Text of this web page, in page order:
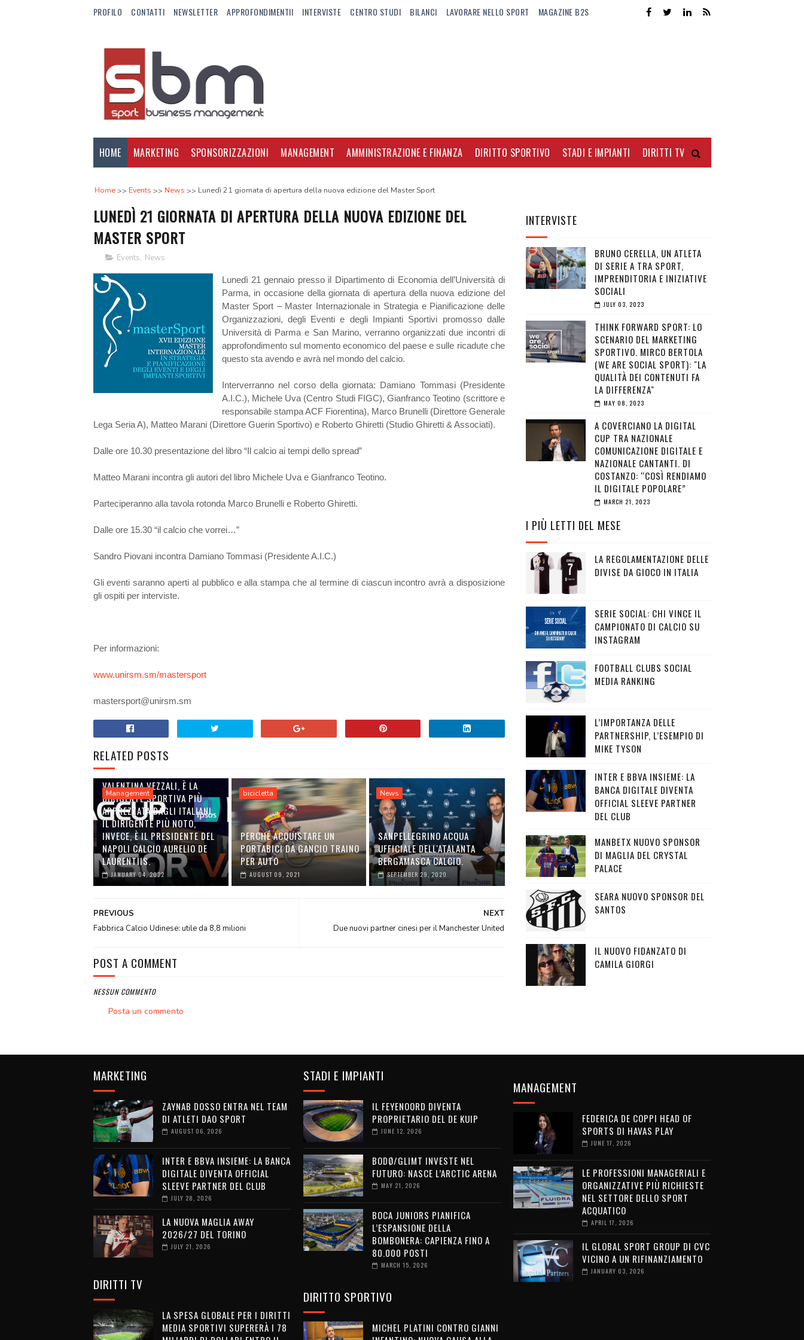
PROFILO CONTATTI NEWSLETTER APPROFONDIMENTII INTERVISTE CENTRO STUDI BILANCI LAVORARE NELLO SPORT MAGAZINE B2S
HOME MARKETING SPONSORIZZAZIONI MANAGEMENT AMMINISTRAZIONE E FINANZA DIRITTO SPORTIVO STADI E IMPIANTI DIRITTI TV
Home Events News Lunedì 21 giornata di apertura della nuova edizione del Master Sport
LUNEDÌ 21 GIORNATA DI APERTURA DELLA NUOVA EDIZIONE DEL
MASTER SPORT
Events, News
Lunedì 21 gennaio presso il Dipartimento di Economia dell’Università di
Parma, in occasione della giornata di apertura della nuova edizione del
Master Sport – Master Internazionale in Strategia e Pianificazione delle
Organizzazioni, degli Eventi e degli Impianti Sportivi promosso dalle
Università di Parma e San Marino, verranno organizzati due incontri di
approfondimento sul momento economico del paese e sulle ricadute che
questo sta avendo e avrà nel mondo del calcio.
Interverranno nel corso della giornata: Damiano Tommasi (Presidente
A.I.C.), Michele Uva (Centro Studi FIGC), Gianfranco Teotino (scrittore e
responsabile stampa ACF Fiorentina), Marco Brunelli (Direttore Generale
Lega Seria A), Matteo Marani (Direttore Guerin Sportivo) e Roberto Ghiretti (Studio Ghiretti & Associati).
Dalle ore 10.30 presentazione del libro “Il calcio ai tempi dello spread”
Matteo Marani incontra gli autori del libro Michele Uva e Gianfranco Teotino.
Parteciperanno alla tavola rotonda Marco Brunelli e Roberto Ghiretti.
Dalle ore 15.30 “il calcio che vorrei…”
Sandro Piovani incontra Damiano Tommasi (Presidente A.I.C.)
Gli eventi saranno aperti al pubblico e alla stampa che al termine di ciascun incontro avrà a disposizione
gli ospiti per interviste.
Per informazioni:
www.unirsm.sm/mastersport
mastersport@unirsm.sm
RELATED POSTS
Management
VALENTINA VEZZALI, È LA
DIRIGENTE SPORTIVA PIÙ
APPREZZATA DAGLI ITALIANI.
IL DIRIGENTE PIÙ NOTO,
INVECE, È IL PRESIDENTE DEL
NAPOLI CALCIO AURELIO DE
LAURENTIIS.
JANUARY 04, 2022
bicicletta
PERCHÉ ACQUISTARE UN
PORTABICI DA GANCIO TRAINO
PER AUTO
AUGUST 09, 2021
News
SANPELLEGRINO ACQUA
UFFICIALE DELL'ATALANTA
BERGAMASCA CALCIO.
SEPTEMBER 29, 2020
NEXT
Due nuovi partner cinesi per il Manchester United
PREVIOUS
Fabbrica Calcio Udinese: utile da 8,8 milioni
POST A COMMENT
NESSUN COMMENTO
Posta un commento
INTERVISTE
BRUNO CERELLA, UN ATLETA
DI SERIE A TRA SPORT,
IMPRENDITORIA E INIZIATIVE
SOCIALI
JULY 03, 2023
THINK FORWARD SPORT: LO
SCENARIO DEL MARKETING
SPORTIVO. MIRCO BERTOLA
(WE ARE SOCIAL SPORT): "LA
QUALITÀ DEI CONTENUTI FA
LA DIFFERENZA"
MAY 08, 2023
A COVERCIANO LA DIGITAL
CUP TRA NAZIONALE
COMUNICAZIONE DIGITALE E
NAZIONALE CANTANTI. DI
COSTANZO: “COSÌ RENDIAMO
IL DIGITALE POPOLARE”
MARCH 21, 2023
I PIÙ LETTI DEL MESE
LA REGOLAMENTAZIONE DELLE
DIVISE DA GIOCO IN ITALIA
SERIE SOCIAL: CHI VINCE IL
CAMPIONATO DI CALCIO SU
INSTAGRAM
FOOTBALL CLUBS SOCIAL
MEDIA RANKING
L’IMPORTANZA DELLE
PARTNERSHIP, L’ESEMPIO DI
MIKE TYSON
INTER E BBVA INSIEME: LA
BANCA DIGITALE DIVENTA
OFFICIAL SLEEVE PARTNER
DEL CLUB
MANBETX NUOVO SPONSOR
DI MAGLIA DEL CRYSTAL
PALACE
SEARA NUOVO SPONSOR DEL
SANTOS
IL NUOVO FIDANZATO DI
CAMILA GIORGI
MARKETING
ZAYNAB DOSSO ENTRA NEL TEAM
DI ATLETI DAO SPORT
AUGUST 06, 2026
INTER E BBVA INSIEME: LA BANCA
DIGITALE DIVENTA OFFICIAL
SLEEVE PARTNER DEL CLUB
JULY 28, 2026
LA NUOVA MAGLIA AWAY
2026/27 DEL TORINO
JULY 21, 2026
DIRITTI TV
LA SPESA GLOBALE PER I DIRITTI
MEDIA SPORTIVI SUPERERÀ I 78
STADI E IMPIANTI
IL FEYENOORD DIVENTA
PROPRIETARIO DEL DE KUIP
JUNE 12, 2026
BODØ/GLIMT INVESTE NEL
FUTURO: NASCE L’ARCTIC ARENA
MAY 21, 2026
BOCA JUNIORS PIANIFICA
L’ESPANSIONE DELLA
BOMBONERA: CAPIENZA FINO A
80.000 POSTI
MARCH 15, 2026
DIRITTO SPORTIVO
MICHEL PLATINI CONTRO GIANNI
MANAGEMENT
FEDERICA DE COPPI HEAD OF
SPORTS DI HAVAS PLAY
JUNE 17, 2026
LE PROFESSIONI MANAGERIALI E
ORGANIZZATIVE PIÙ RICHIESTE
NEL SETTORE DELLO SPORT
ACQUATICO
APRIL 17, 2026
IL GLOBAL SPORT GROUP DI CVC
VICINO A UN RIFINANZIAMENTO
JANUARY 03, 2026